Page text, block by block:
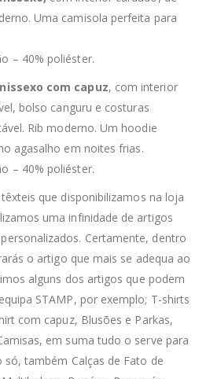
Uma camisola perfeita para
– 40% poliéster.
com capuz, com interior
bolso canguru e costuras
Rib moderno. Um hoodie
agasalho em noites frias.
– 40% poliéster.
que disponibilizamos na loja
uma infinidade de artigos
Certamente, dentro
o artigo que mais se adequa ao
alguns dos artigos que podem
STAMP, por exemplo; T-shirts
com capuz, Blusões e Parkas,
em suma tudo o serve para
também Calças de Fato de